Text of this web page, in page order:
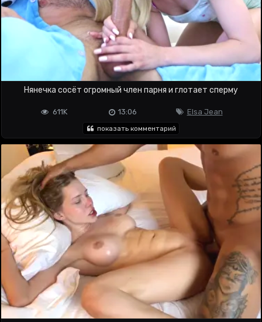
Нянечка сосёт огромный член парня и глотает сперму
Elsa Jean
13:06
611K
показать комментарий